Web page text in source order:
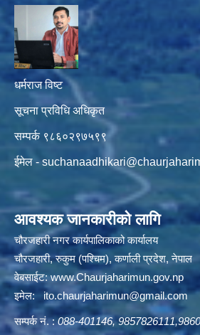
धर्मराज विष्ट
सूचना प्रविधि अधिकृत
सम्पर्क ९८६०२९७५९९
ईमेल -
आवश्यक जानकारीको लागि
चौरजहारी नगर कार्यपालिकाको कार्यालय
चौरजहारी, रुकुम (पश्चिम), कर्णाली प्रदेश, नेपाल
वेबसाईट:www.Chaurjaharimun.gov.np
इमेल: ito.chaurjaharimun@gmail.com
सम्पर्क नं. :088-401146,